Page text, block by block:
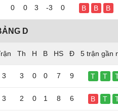
0 0 3 -3 0 B B B
D
5 trận gần
3 3 0 0 7 9 T T
3 2 0 1 8 6 B T